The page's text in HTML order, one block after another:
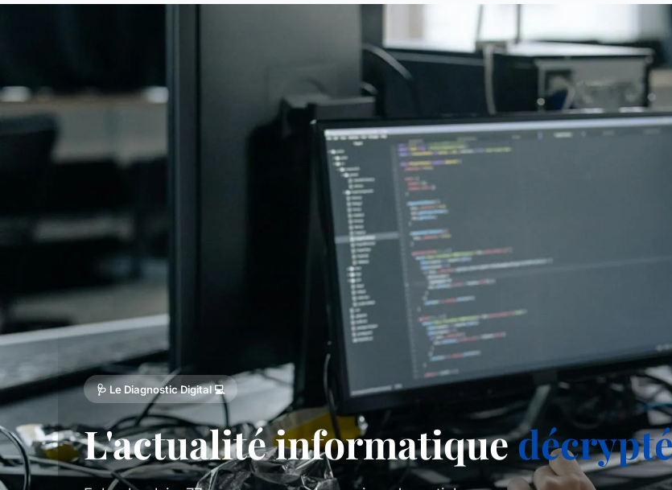
🩺 Le Diagnostic Digital 💻
L'actualité informatique